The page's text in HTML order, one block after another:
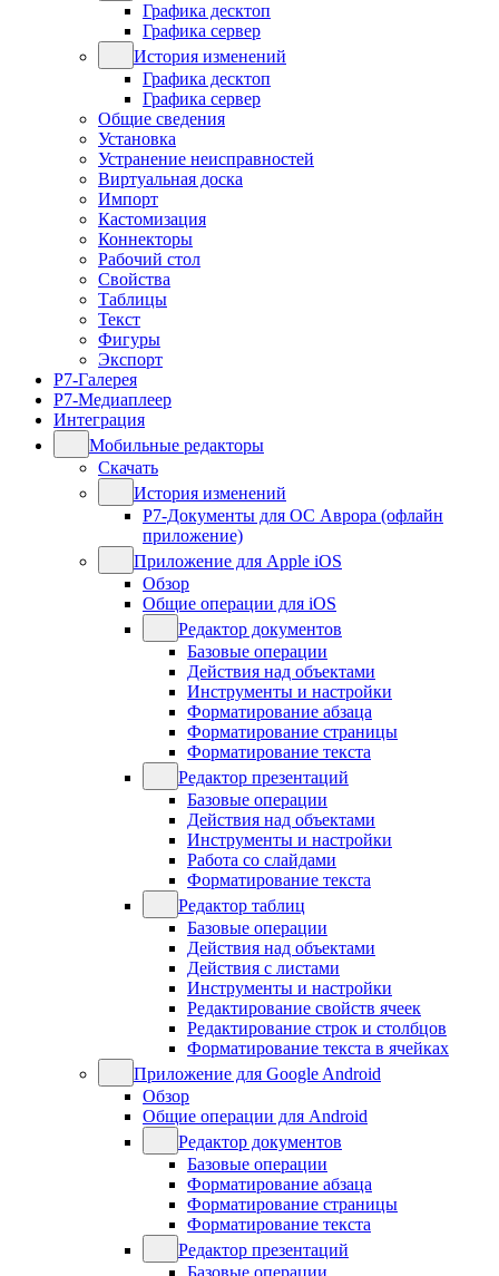
Графика десктоп
Графика сервер
История изменений
Графика десктоп
Графика сервер
Общие сведения
Установка
Устранение неисправностей
Виртуальная доска
Импорт
Кастомизация
Коннекторы
Рабочий стол
Свойства
Таблицы
Текст
Фигуры
Экспорт
Р7-Галерея
Р7-Медиаплеер
Интеграция
Мобильные редакторы
Скачать
История изменений
Р7-Документы для ОС Аврора (офлайн
приложение)
Приложение для Apple iOS
Обзор
Общие операции для iOS
Редактор документов
Базовые операции
Действия над объектами
Инструменты и настройки
Форматирование абзаца
Форматирование страницы
Форматирование текста
Редактор презентаций
Базовые операции
Действия над объектами
Инструменты и настройки
Работа со слайдами
Форматирование текста
Редактор таблиц
Базовые операции
Действия над объектами
Действия с листами
Инструменты и настройки
Редактирование свойств ячеек
Редактирование строк и столбцов
Форматирование текста в ячейках
Приложение для Google Android
Обзор
Общие операции для Android
Редактор документов
Базовые операции
Форматирование абзаца
Форматирование страницы
Форматирование текста
Редактор презентаций
Базовые операции